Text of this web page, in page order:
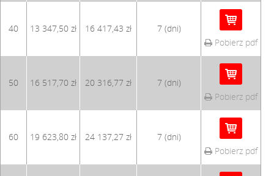
40 13 347,50 zł 16 417,43 zł
7 (dni)
Pobierz pdf
50 16 517,70 zł 20 316,77 zł
7 (dni)
Pobierz pdf
60 19 623,80 zł 24 137,27 zł
7 (dni)
Pobierz pdf